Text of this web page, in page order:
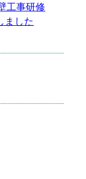
工事研修
ました